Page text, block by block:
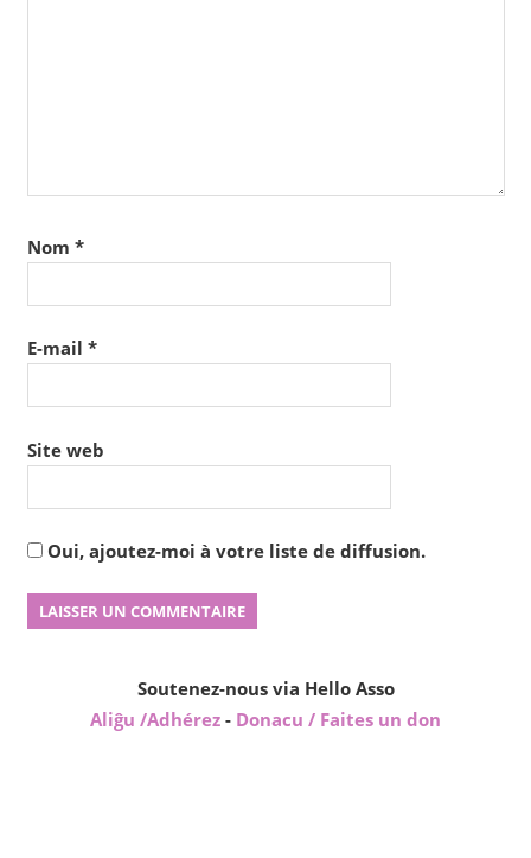
Nom *
E-mail *
Site web
Oui, ajoutez-moi à votre liste de diffusion.
Soutenez-nous via Hello Asso
Aliĝu /Adhérez - Donacu / Faites un don